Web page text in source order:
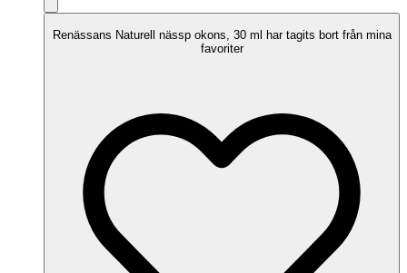
Renässans Naturell nässp okons, 30 ml har tagits bort från mina
favoriter